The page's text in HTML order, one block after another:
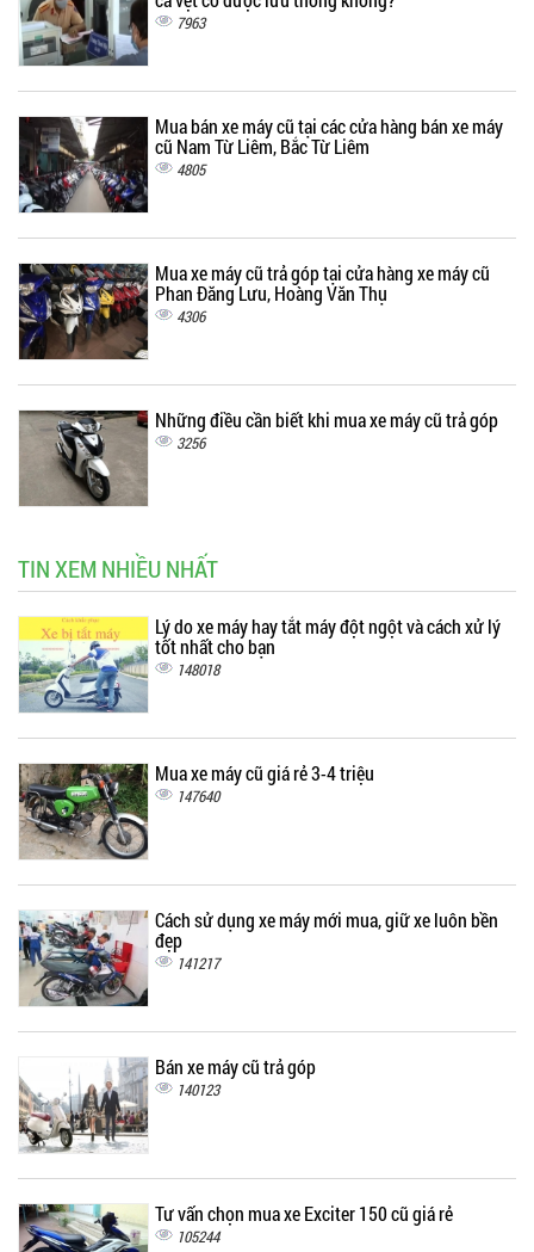
7963
Mua bán xe máy cũ tại các cửa hàng bán xe máy
cũ Nam Từ Liêm, Bắc Từ Liêm
4805
Mua xe máy cũ trả góp tại cửa hàng xe máy cũ
Phan Đăng Lưu, Hoàng Văn Thụ
4306
Những điều cần biết khi mua xe máy cũ trả góp
3256
TIN XEM NHIỀU NHẤT
Lý do xe máy hay tắt máy đột ngột và cách xử lý
tốt nhất cho bạn
148018
Mua xe máy cũ giá rẻ 3-4 triệu
147640
Cách sử dụng xe máy mới mua, giữ xe luôn bền
đẹp
141217
Bán xe máy cũ trả góp
140123
Tư vấn chọn mua xe Exciter 150 cũ giá rẻ
105244